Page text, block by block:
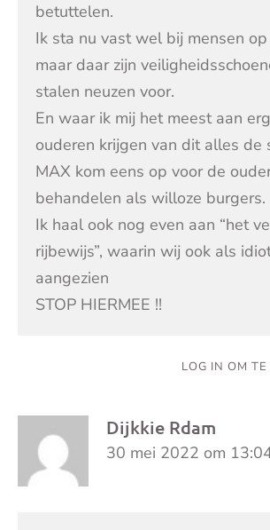
betuttelen.
Ik sta nu vast wel bij mensen
maar daar zijn
stalen neuzen voor.
En waar ik mij het meest aan
ouderen krijgen van dit alles de
MAX kom eens op voor de
behandelen als willoze burgers.
Ik haal ook nog even aan “het
rijbewijs”, waarin wij ook als
aangezien
STOP HIERMEE !!
LOG IN OM
Dijkkie Rdam
30 mei 2022 om